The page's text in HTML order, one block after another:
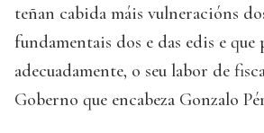
teñan cabida máis vulneracións
fundamentais dos e das edis e que
adecuadamente, o seu labor de
Goberno que encabeza Gonzalo